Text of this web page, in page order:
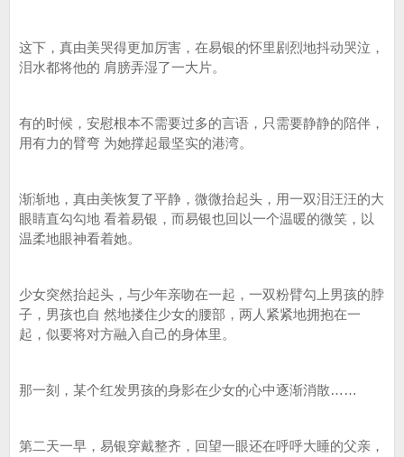
这下，真由美哭得更加厉害，在易银的怀里剧烈地抖动哭泣，
泪水都将他的 肩膀弄湿了一大片。
有的时候，安慰根本不需要过多的言语，只需要静静的陪伴，
用有力的臂弯 为她撑起最坚实的港湾。
渐渐地，真由美恢复了平静，微微抬起头，用一双泪汪汪的大
眼睛直勾勾地 看着易银，而易银也回以一个温暖的微笑，以
温柔地眼神看着她。
少女突然抬起头，与少年亲吻在一起，一双粉臂勾上男孩的脖
子，男孩也自 然地搂住少女的腰部，两人紧紧地拥抱在一
起，似要将对方融入自己的身体里。
那一刻，某个红发男孩的身影在少女的心中逐渐消散……
第二天一早，易银穿戴整齐，回望一眼还在呼呼大睡的父亲，